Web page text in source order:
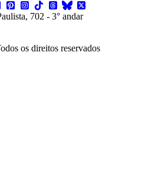
702 - 3° andar
os direitos reservados